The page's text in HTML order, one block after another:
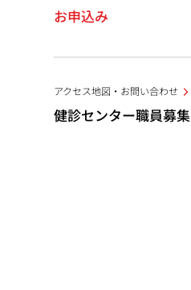
お申込み
アクセス地図・お問い合わせ
健診センター職員募集